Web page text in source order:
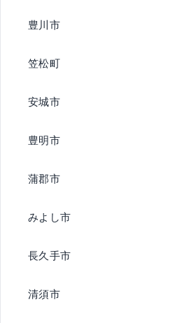
豊川市
笠松町
安城市
豊明市
蒲郡市
みよし市
長久手市
清須市